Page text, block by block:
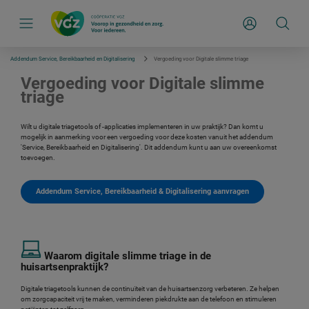
Inloggen
Addendum Service, Bereikbaarheid en Digitalisering Vergoeding voor Digitale slimme triage
Vergoeding voor Digitale slimme
triage
Wilt u digitale triagetools of -applicaties implementeren in uw praktijk? Dan komt u
mogelijk in aanmerking voor een vergoeding voor deze kosten vanuit het addendum
'Service, Bereikbaarheid en Digitalisering'. Dit addendum kunt u aan uw overeenkomst
toevoegen.
Addendum Service, Bereikbaarheid & Digitalisering aanvragen
Waarom digitale slimme triage in de
huisartsenpraktijk?
Digitale triagetools kunnen de continuïteit van de huisartsenzorg verbeteren. Ze helpen
om zorgcapaciteit vrij te maken, verminderen piekdrukte aan de telefoon en stimuleren